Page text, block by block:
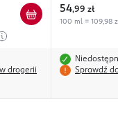
drogerii
54,99 zł
100 ml = 109,98
Sprawdź